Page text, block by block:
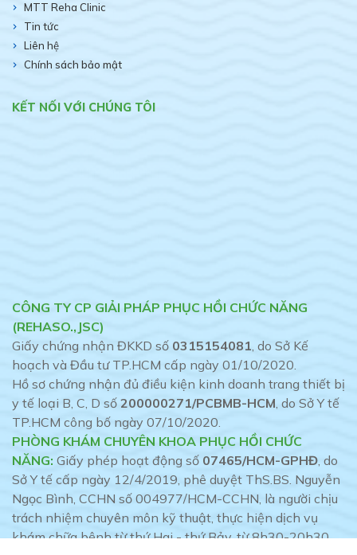
MTT Reha Clinic
Tin tức
Liên hệ
Chính sách bảo mật
KẾT NỐI VỚI CHÚNG TÔI
CÔNG TY CP GIẢI PHÁP PHỤC HỒI CHỨC NĂNG
(REHASO.,JSC)
Giấy chứng nhận ĐKKD số 0315154081, do Sở Kế
hoạch và Đầu tư TP.HCM cấp ngày 01/10/2020.
Hồ sơ chứng nhận đủ điều kiện kinh doanh trang thiết bị
y tế loại B, C, D số 200000271/PCBMB-HCM, do Sở Y tế
TP.HCM công bố ngày 07/10/2020.
PHÒNG KHÁM CHUYÊN KHOA PHỤC HỒI CHỨC
NĂNG: Giấy phép hoạt động số 07465/HCM-GPHĐ, do
Sở Y tế cấp ngày 12/4/2019, phê duyệt ThS.BS. Nguyễn
Ngọc Bình, CCHN số 004977/HCM-CCHN, là người chịu
trách nhiệm chuyên môn kỹ thuật, thực hiện dịch vụ
khám chữa bệnh từ thứ Hai - thứ Bảy, từ 8h30-20h30.